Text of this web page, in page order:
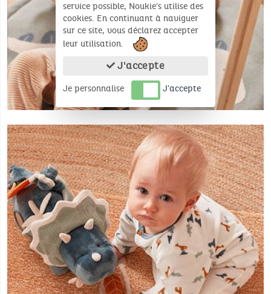
service possible, Noukie's utilise des
cookies. En continuant à naviguer
sur ce site, vous déclarez accepter
leur utilisation.
J'accepte
Je personnalise J'accepte